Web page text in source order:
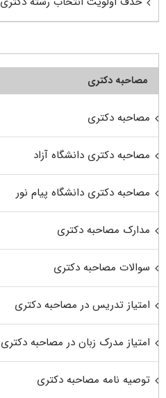
مصاحبه دکتری
مصاحبه دکتری
مصاحبه دکتری دانشگاه آزاد
مصاحبه دکتری دانشگاه پیام نور
مدارک مصاحبه دکتری
سوالات مصاحبه دکتری
امتیاز تدریس در مصاحبه دکتری
امتیاز مدرک زبان در مصاحبه دکتری
توصیه نامه مصاحبه دکتری